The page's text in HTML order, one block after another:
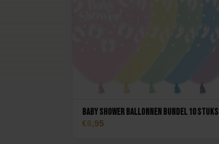
Baby Shower Ballonnen Bundel 10 stuks
6,95